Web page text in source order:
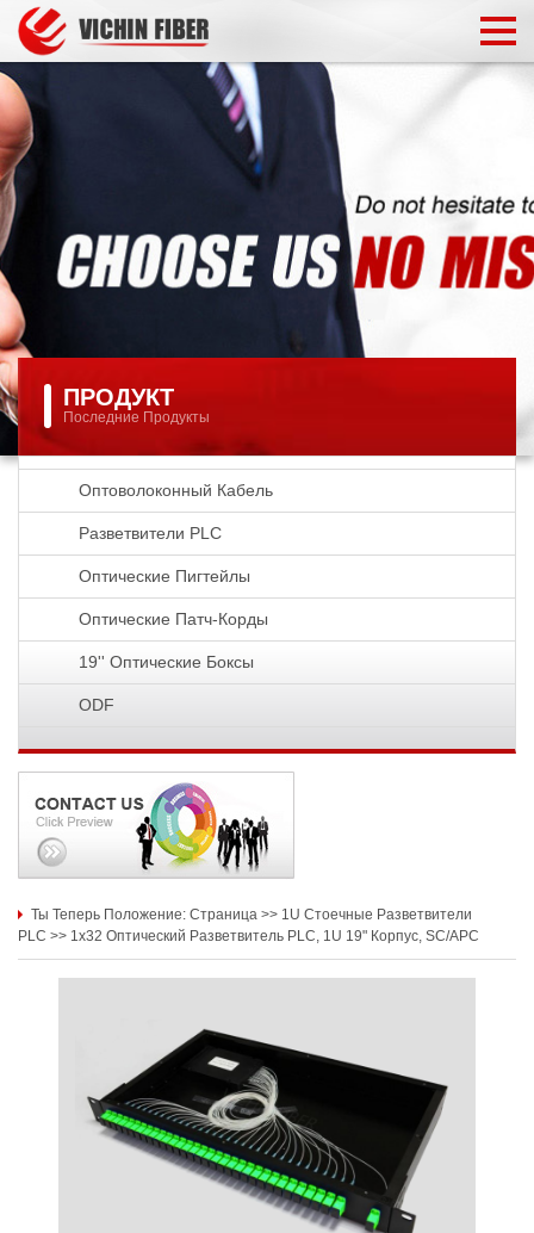
ПРОДУКТ
Последние Продукты
Оптоволоконный Кабель
Разветвители PLC
Оптические Пигтейлы
Оптические Патч-Корды
19'' Оптические Боксы
ODF
Ты Теперь Положение: Страница >> 1U Стоечные Разветвители
PLC >> 1x32 Оптический Разветвитель PLC, 1U 19" Корпус, SC/APC